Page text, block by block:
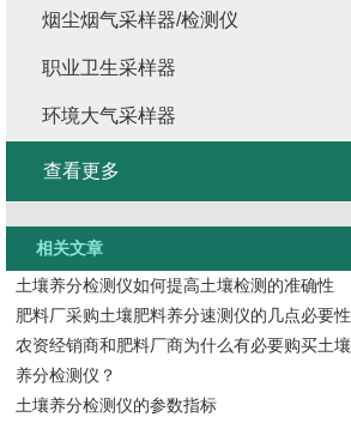
烟尘烟气采样器/检测仪
职业卫生采样器
环境大气采样器
查看更多
相关文章
土壤养分检测仪如何提高土壤检测的准确性
肥料厂采购土壤肥料养分速测仪的几点必要性
农资经销商和肥料厂商为什么有必要购买土壤
养分检测仪？
土壤养分检测仪的参数指标